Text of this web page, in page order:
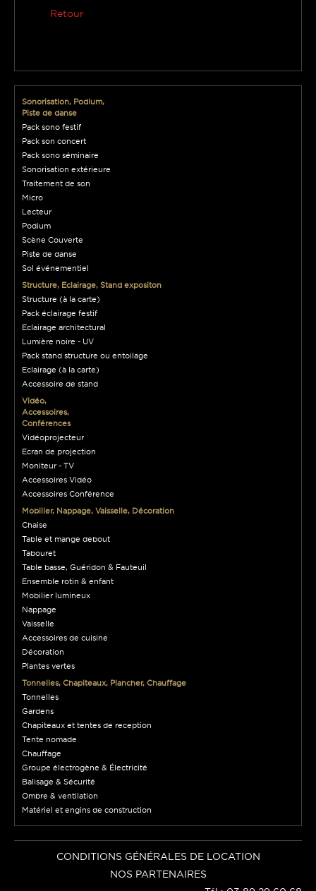
Retour
Sonorisation, Podium,
Piste de danse
Pack sono festif
Pack son concert
Pack sono séminaire
Sonorisation extérieure
Traitement de son
Micro
Lecteur
Podium
Scène Couverte
Piste de danse
Sol événementiel
Structure, Eclairage, Stand expositon
Structure (à la carte)
Pack éclairage festif
Eclairage architectural
Lumière noire - UV
Pack stand structure ou entoilage
Eclairage (à la carte)
Accessoire de stand
Vidéo,
Accessoires,
Conférences
Vidéoprojecteur
Ecran de projection
Moniteur - TV
Accessoires Vidéo
Accessoires Conférence
Mobilier, Nappage, Vaisselle, Décoration
Chaise
Table et mange debout
Tabouret
Table basse, Guéridon & Fauteuil
Ensemble rotin & enfant
Mobilier lumineux
Nappage
Vaisselle
Accessoires de cuisine
Décoration
Plantes vertes
Tonnelles, Chapiteaux, Plancher, Chauffage
Tonnelles
Gardens
Chapiteaux et tentes de reception
Tente nomade
Chauffage
Groupe électrogène & Électricité
Balisage & Sécurité
Ombre & ventilation
Matériel et engins de construction
CONDITIONS GÉNÉRALES DE LOCATION
NOS PARTENAIRES